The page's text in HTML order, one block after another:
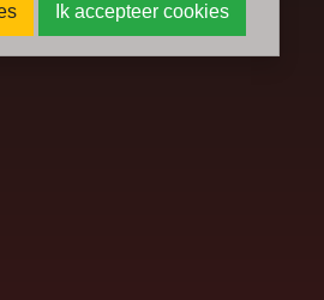
Ik accepteer cookies